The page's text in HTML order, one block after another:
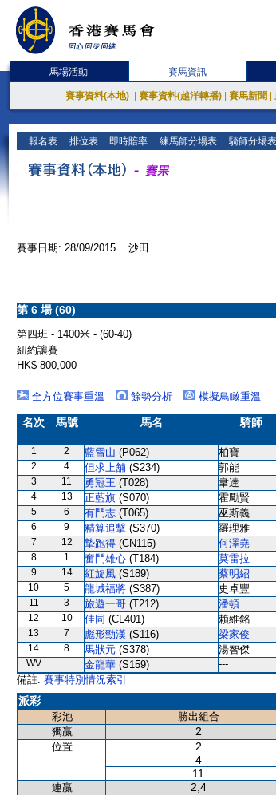
馬場活動 賽馬資訊
賽事資料(本地) 賽事資料(越洋轉播) 賽馬新聞
報名表 排位表 即時賠率 練馬師分場表 騎師分場表
賽事日期: 28/09/2015 沙田
第 6 場 (60)
第四班 - 1400米 - (60-40)
紐約讓賽
HK$ 800,000
全方位賽事重溫
餘勢分析 模擬鳥瞰重溫
名次 馬號 馬名 騎師
1 2 藍雪山 (P062) 柏寶
2
4 但求上舖 (S234) 郭能
3
11 勇冠王 (T028) 韋達
4
13 正藍旗 (S070) 霍勵賢
5
6 有鬥志 (T065) 巫斯義
6
9 精算追擊 (S370) 羅理雅
7
12 摯跑得 (CN115) 何澤堯
8
1 奮鬥雄心 (T184) 莫雷拉
9
14 紅旋風 (S189) 蔡明紹
10
5 龍城福將 (S387) 史卓豐
11
3 旅遊一哥 (T212) 潘頓
12
10 佳同 (CL401) 賴維銘
13
7 彪形勁漢 (S116) 梁家俊
14
8 馬狀元 (S378) 湯智傑
WV
金龍華 (S159) ---
備註: 賽事特別情況索引
派彩
彩池 勝出組合
獨贏
2
位置 2
4
11
連贏 2,4